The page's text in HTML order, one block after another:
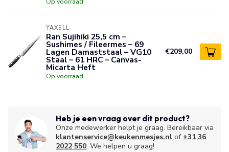
YAXELL
Ran Sujihiki 25,5 cm –
Sushimes / Fileermes – 69
Lagen Damaststaal – VG10
Staal – 61 HRC – Canvas-
Micarta Heft
Op voorraad
€209,00
Heb je een vraag over dit product?
Onze medewerker helpt je graag. Bereikbaar via
klantenservice@keukenmesjes.nl of +31 36
2022 550. We helpen u graag!